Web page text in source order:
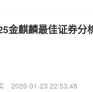
金麒麟最佳证券分
2026-01-23 22:53:48